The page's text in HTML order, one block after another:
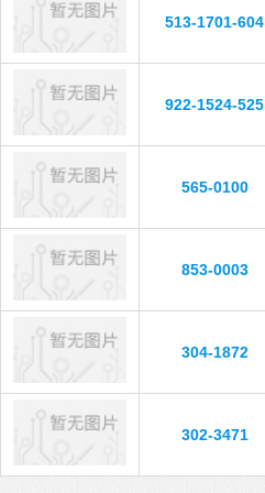
513-1701-604
922-1524-525
565-0100
853-0003
304-1872
302-3471